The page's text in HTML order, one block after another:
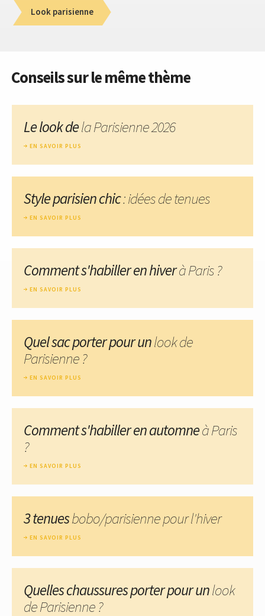
Look parisienne
Conseils sur le même thème
Le look dela Parisienne 2026
EN SAVOIR PLUS
Style parisien chic: idées de tenues
EN SAVOIR PLUS
Comment s'habiller en hiverà Paris ?
EN SAVOIR PLUS
Quel sac porter pour unlook de
Parisienne ?
EN SAVOIR PLUS
Comment s'habiller en automneà Paris
?
EN SAVOIR PLUS
3 tenuesbobo/parisienne pour l'hiver
EN SAVOIR PLUS
Quelles chaussures porter pour unlook
de Parisienne ?